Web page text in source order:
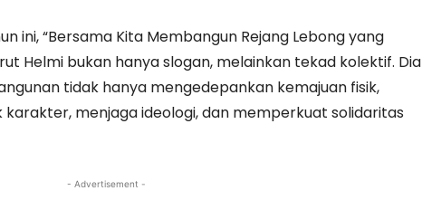
ini, “Bersama Kita Membangun Rejang Lebong yang
Helmi bukan hanya slogan, melainkan tekad kolektif. Dia
tidak hanya mengedepankan kemajuan fisik,
menjaga ideologi, dan memperkuat solidaritas
- Advertisement -